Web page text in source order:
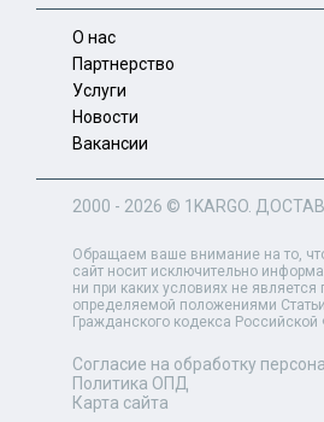
О нас
Партнерство
Услуги
Новости
Вакансии
2000 - 2026 © 1KARGO.
Обращаем ваше внимание на то,
сайт носит исключительно
ни при каких условиях не
определяемой положениями
Гражданского кодекса
Согласие на обработку
Политика ОПД
Карта сайта